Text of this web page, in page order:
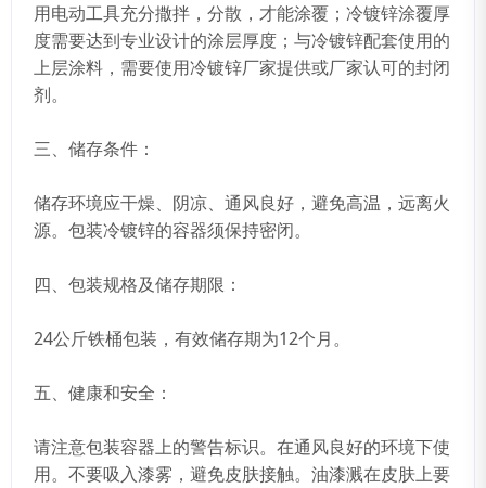
用电动工具充分撒拌，分散，才能涂覆；冷镀锌涂覆厚
度需要达到专业设计的涂层厚度；与冷镀锌配套使用的
上层涂料，需要使用冷镀锌厂家提供或厂家认可的封闭
剂。
三、储存条件：
储存环境应干燥、阴凉、通风良好，避免高温，远离火
源。包装冷镀锌的容器须保持密闭。
四、包装规格及储存期限：
24公斤铁桶包装，有效储存期为12个月。
五、健康和安全：
请注意包装容器上的警告标识。在通风良好的环境下使
用。不要吸入漆雾，避免皮肤接触。油漆溅在皮肤上要